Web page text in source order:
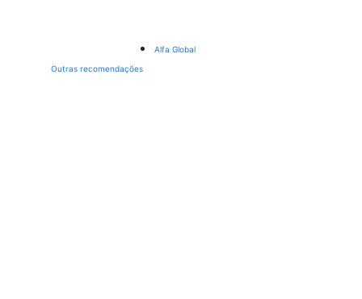
Alfa Global
Outras recomendações